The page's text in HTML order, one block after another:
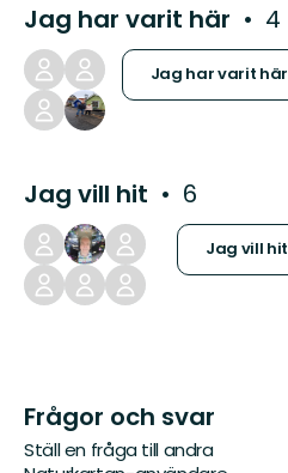
Jag har varit här 4
Jag har varit här
Jag vill hit 6
Jag vill hit
Frågor och svar
Ställ en fråga till andra